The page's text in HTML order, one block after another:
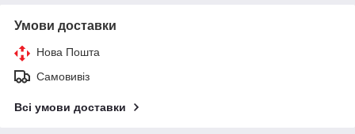
Умови доставки
Нова Пошта
Самовивіз
Всі умови доставки